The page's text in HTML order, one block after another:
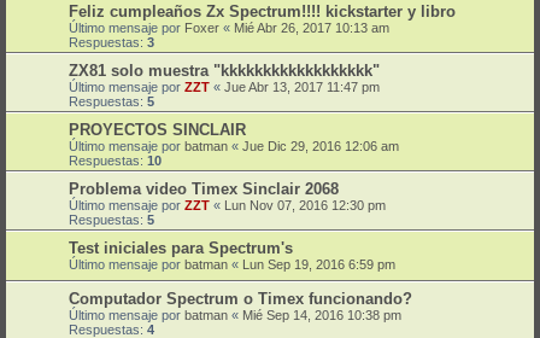
Feliz cumpleaños Zx Spectrum!!!! kickstarter y libro
Último mensaje por Foxer « Mié Abr 26, 2017 10:13 am
Respuestas: 3
ZX81 solo muestra "kkkkkkkkkkkkkkkkkk"
Último mensaje por ZZT « Jue Abr 13, 2017 11:47 pm
Respuestas: 5
PROYECTOS SINCLAIR
Último mensaje por batman « Jue Dic 29, 2016 12:06 am
Respuestas: 10
Problema video Timex Sinclair 2068
Último mensaje por ZZT « Lun Nov 07, 2016 12:30 pm
Respuestas: 5
Test iniciales para Spectrum's
Último mensaje por batman « Lun Sep 19, 2016 6:59 pm
Computador Spectrum o Timex funcionando?
Último mensaje por batman « Mié Sep 14, 2016 10:38 pm
Respuestas: 4